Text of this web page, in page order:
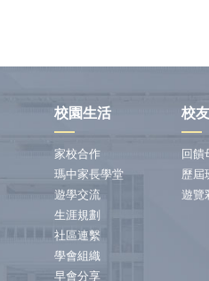
校園生活
家校合作
瑪中家長學堂
遊學交流
生涯規劃
社區連繫
學會組織
早會分享
校
回饋
歷屆
遊覽